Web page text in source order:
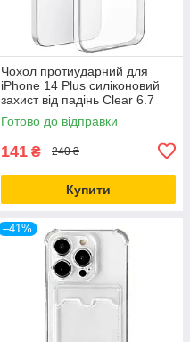
Чохол протиударний для
iPhone 14 Plus силіконовий
захист від падінь Clear 6.7
дюйма
Готово до відправки
141 ₴ 240 ₴
Купити
–41%